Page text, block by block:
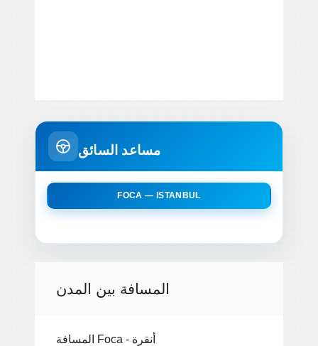
مساعد السائق
FOCA — ISTANBUL
المسافة بين المدن
المسافة Foca - أنقرة